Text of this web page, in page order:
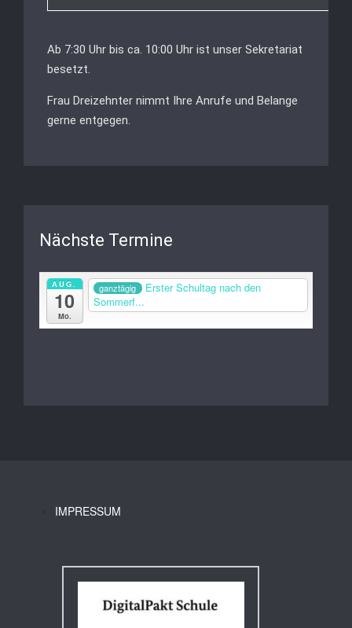
Ab 7:30 Uhr bis ca. 10:00 Uhr ist unser Sekretariat
besetzt.
Frau Dreizehnter nimmt Ihre Anrufe und Belange
gerne entgegen.
Nächste Termine
AUG.
10
Mo.
ganztägig
Erster Schultag nach den
Sommerf...
IMPRESSUM